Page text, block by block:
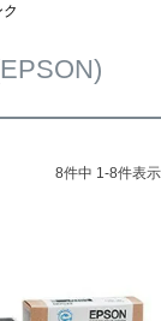
8件中 1-8件表示